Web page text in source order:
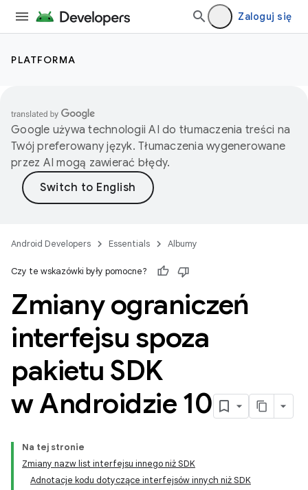
Zaloguj się
PLATFORMA
Google używa technologii AI do tłumaczenia treści na
Twój preferowany język. Tłumaczenia wygenerowane
przez AI mogą zawierać błędy.
Android Developers Essentials Albumy
Czy te wskazówki były pomocne?
Zmiany ograniczeń
interfejsu spoza
pakietu SDK
w Androidzie 10
Na tej stronie
Zmiany nazw list interfejsu innego niż SDK
Adnotacje kodu dotyczące interfejsów innych niż SDK